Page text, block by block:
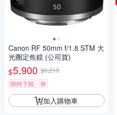
Canon RF 50mm f/1.8 STM 大
光圈定焦鏡 (公司貨)
$5,900 $6,210
限時下殺
券
加入購物車